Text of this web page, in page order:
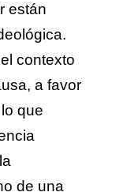
están
contexto
a favor
que
de una